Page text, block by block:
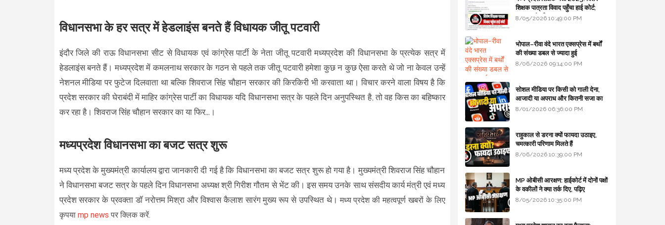
विधानसभा के हर सत्र में हेडलाइंस बनते हैं विधायक जीतू पटवारी
इंदौर जिले की राऊ विधानसभा सीट से विधायक एवं कांग्रेस पार्टी के नेता जीतू पटवारी मध्यप्रदेश की विधानसभा के प्रत्येक सत्र में
हेडलाइंस बनते हैं। मध्यप्रदेश में कमलनाथ सरकार के गठन से पहले तक जीतू पटवारी हमेशा कुछ न कुछ ऐसा करते थे जो ना केवल उन्हें
नेशनल मीडिया पर फुटेज दिलवाता था बल्कि शिवराज सिंह चौहान सरकार की किरकिरी भी करवाता था। विचार करने वाला विषय है कि
प्रदेश सरकार की घेराबंदी में माहिर कांग्रेस पार्टी का विधायक यदि विधानसभा सत्र के पहले दिन अनुपस्थित है, तो वह किस का बहिष्कार
कर रहा है। शिवराज सिंह चौहान सरकार का या फिर...।
मध्यप्रदेश विधानसभा का बजट सत्र शुरू
मध्य प्रदेश के मुख्यमंत्री कार्यालय द्वारा जानकारी दी गई है कि विधानसभा का बजट सत्र शुरू हो गया है। मुख्यमंत्री शिवराज सिंह चौहान
ने विधानसभा बजट सत्र के पहले दिन विधानसभा अध्यक्ष श्री गिरीश गौतम से भेंट की। इस समय उनके साथ संसदीय कार्य मंत्री एवं मध्य
प्रदेश सरकार के प्रवक्ता डॉ नरोत्तम मिश्रा और विश्वास कैलाश सारंग मुख्य रूप से उपस्थित थे। मध्य प्रदेश की महत्वपूर्ण खबरों के लिए
कृपया mp news पर क्लिक करें.
शिक्षक पात्रता विवाद पहुँचा हाई कोर्ट;
सरकार से माँगा जवाब
8/05/2026 10:49:00 PM
भोपाल–रीवा वंदे भारत एक्सप्रेस में बर्थों
की संख्या डबल से ज्यादा हुई
8/06/2026 09:14:00 PM
सोशल मीडिया पर किसी को गाली देना,
आजादी या अपराध और कितनी सजा का
प्रावधान - free legal advice
8/01/2026 06:36:00 PM
राहुकाल से डरना क्यों फायदा उठाइए,
चमत्कारी परिणाम मिलते हैं
8/06/2026 10:39:00 PM
MP ओबीसी आरक्षण: हाईकोर्ट में दोनों पक्षों
के वकीलों ने क्या तर्क दिए, पढ़िए
8/05/2026 10:35:00 PM